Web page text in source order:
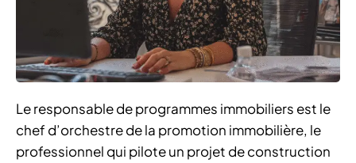
Le responsable de programmes immobiliers est le
chef d’orchestre de la promotion immobilière, le
professionnel qui pilote un projet de construction